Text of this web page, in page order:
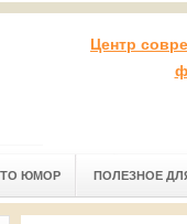
Центр
ЮМОР ПОЛЕЗНОЕ